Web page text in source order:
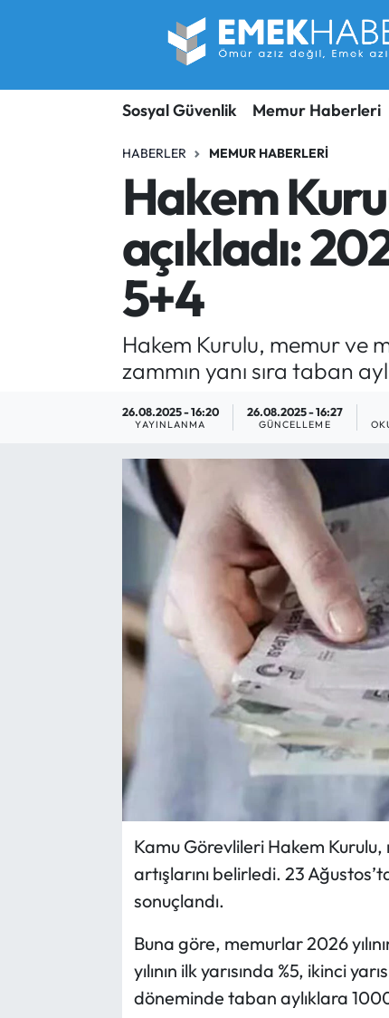
Sosyal Güvenlik Memur Haberleri
HABERLER MEMUR HABERLERI
Hakem
açıkladı:
5+4
Hakem Kurulu, memur ve
zammın yanı sıra taban
26.08.2025 - 16:20
YAYINLANMA
26.08.2025 - 16:27
GÜNCELLEME
Kamu Görevlileri Hakem
artışlarını belirledi. 23
sonuçlandı.
Buna göre, memurlar 2026
yılının ilk yarısında %5, ikinci
döneminde taban aylıklara
SORU-CEVAP
Araştırma-Rapor
Trafik Durumu
Süper Lig Puan Durumu ve Fikstür
Son Dakika Haberleri
Haber Arşivi